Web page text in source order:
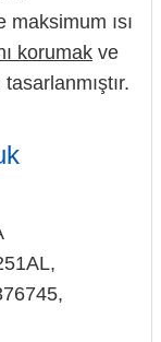
ısı
korumak ve